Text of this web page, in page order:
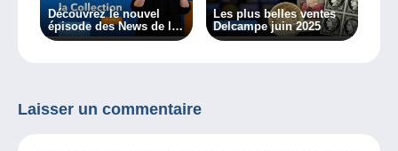
Découvrez le nouvel
épisode des News de la
Collection
Les plus belles ventes
Delcampe juin 2025
Laisser un commentaire